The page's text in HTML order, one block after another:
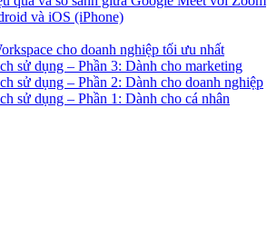
và iOS (iPhone)
cho doanh nghiệp tối ưu nhất
sử dụng – Phần 3: Dành cho marketing
sử dụng – Phần 2: Dành cho doanh nghiệp
sử dụng – Phần 1: Dành cho cá nhân